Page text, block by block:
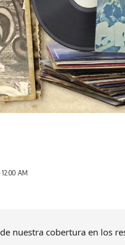
12:00 AM
nuestra cobertura en los